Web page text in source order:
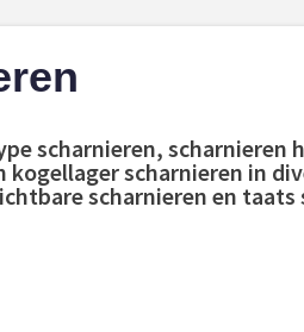
scharnieren, scharnieren
scharnieren in
scharnieren en taats